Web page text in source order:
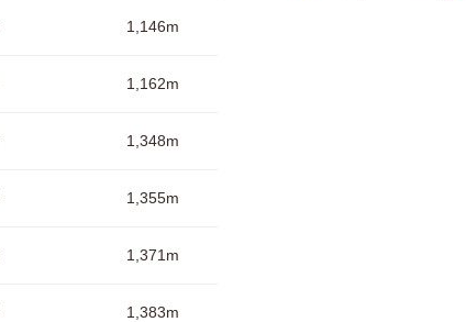
1,146m
1,162m
1,348m
1,355m
1,371m
1,383m